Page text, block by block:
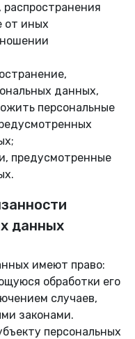
распространения
от иных
данных,
персональные
предусмотренные
данных
имеют право:
обработки его
случаев,
законами.
персональных